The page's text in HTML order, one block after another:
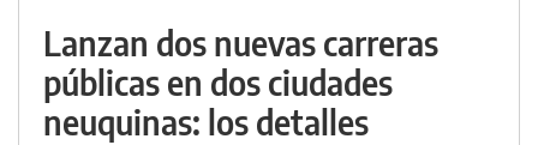
Lanzan dos nuevas carreras
públicas en dos ciudades
neuquinas: los detalles